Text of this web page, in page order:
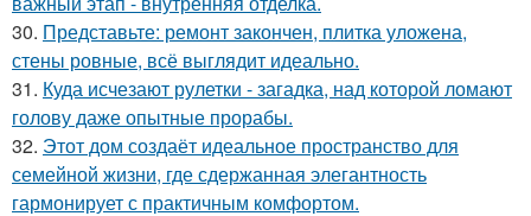
30. Представьте: ремонт закончен, плитка уложена,
стены ровные, всё выглядит идеально.
31. Куда исчезают рулетки - загадка, над которой ломают
голову даже опытные прорабы.
32. Этот дом создаёт идеальное пространство для
семейной жизни, где сдержанная элегантность
гармонирует с практичным комфортом.